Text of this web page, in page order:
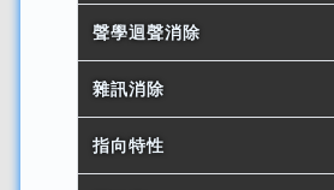
聲學迴聲消除
雜訊消除
指向特性